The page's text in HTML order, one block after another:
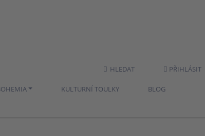
HLEDAT PŘIHLÁSIT
KULTURNÍ TOULKY BLOG